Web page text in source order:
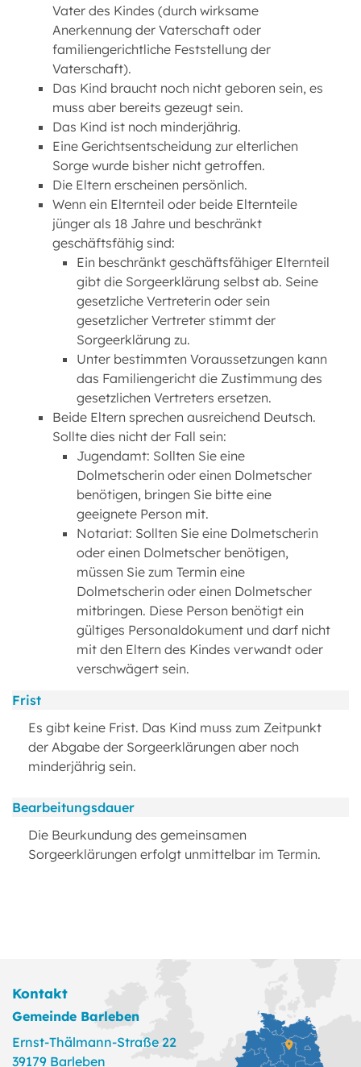
Vater des Kindes (durch wirksame
Anerkennung der Vaterschaft oder
familiengerichtliche Feststellung der
Vaterschaft).
Das Kind braucht noch nicht geboren sein, es
muss aber bereits gezeugt sein.
Das Kind ist noch minderjährig.
Eine Gerichtsentscheidung zur elterlichen
Sorge wurde bisher nicht getroffen.
Die Eltern erscheinen persönlich.
Wenn ein Elternteil oder beide Elternteile
jünger als 18 Jahre und beschränkt
geschäftsfähig sind:
Ein beschränkt geschäftsfähiger Elternteil
gibt die Sorgeerklärung selbst ab. Seine
gesetzliche Vertreterin oder sein
gesetzlicher Vertreter stimmt der
Sorgeerklärung zu.
Unter bestimmten Voraussetzungen kann
das Familiengericht die Zustimmung des
gesetzlichen Vertreters ersetzen.
Beide Eltern sprechen ausreichend Deutsch.
Sollte dies nicht der Fall sein:
Jugendamt: Sollten Sie eine
Dolmetscherin oder einen Dolmetscher
benötigen, bringen Sie bitte eine
geeignete Person mit.
Notariat: Sollten Sie eine Dolmetscherin
oder einen Dolmetscher benötigen,
müssen Sie zum Termin eine
Dolmetscherin oder einen Dolmetscher
mitbringen. Diese Person benötigt ein
gültiges Personaldokument und darf nicht
mit den Eltern des Kindes verwandt oder
verschwägert sein.
Frist
Es gibt keine Frist. Das Kind muss zum Zeitpunkt
der Abgabe der Sorgeerklärungen aber noch
minderjährig sein.
Bearbeitungsdauer
Die Beurkundung des gemeinsamen
Sorgeerklärungen erfolgt unmittelbar im Termin.
Kontakt
Gemeinde Barleben
Ernst-Thälmann-Straße 22
39179 Barleben